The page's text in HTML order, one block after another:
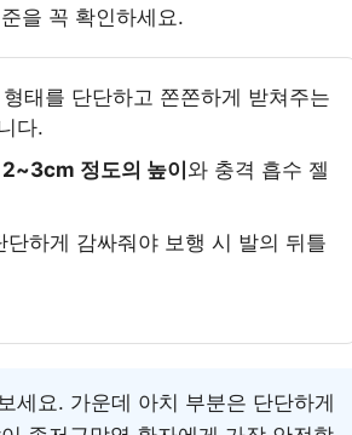
을 꼭 확인하세요.
태를 단단하고 쫀쫀하게 받쳐주는
다.
2~3cm 정도의 높이와 충격 흡수 젤
하게 감싸줘야 보행 시 발의 뒤틀
세요. 가운데 아치 부분은 단단하게